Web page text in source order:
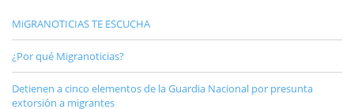
MiGRANOTICIAS TE ESCUCHA
¿Por qué Migranoticias?
Detienen a cinco elementos de la Guardia Nacional por presunta
extorsión a migrantes